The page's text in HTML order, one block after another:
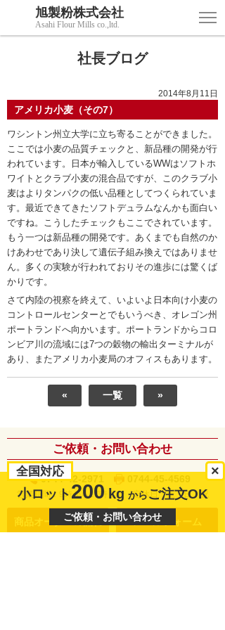
旭製粉株式会社
Asahi Flour Mills co.,ltd.
社長ブログ
2014年8月11日
アメリカ小麦（その7）
ワシントン州立大学に立ち寄ることができました。
ここでは小麦の品質チェックと、新品種の開発が行
われています。日本が輸入しているWWはソフトホ
ワイトとクラブ小麦の混合品ですが、このクラブ小
麦はよりタンパクの低い品種としてつくられていま
す。最近できてきたソフトデュラムなんかも面白い
ですね。こうしたチェックもここでされています。
もう一つは新品種の開発です。あくまでも自然のか
けあわせであり決して遺伝子組み換えではありませ
ん。多くの実験が行われておりその進歩には驚くば
かりです。
さて内陸の視察を終えて、いよいよ日本向け小麦の
コントロールセンターとでもいうべき、オレゴン州
ポートランドへ向かいます。ポートランドからコロ
ンビア川の流域には7つの穀物の輸出ターミナルが
あり、またアメリカ小麦局のオフィスもあります。
« 一覧 »
ご依頼・お問い合わせ
0744-42-2971
営業時間：9時から17時まで定休日：土・日・祝
商品オーダーの流れ メールフォーム
全国対応
小ロット200 kg からご注文OK
×
ご依頼・お問い合わせ